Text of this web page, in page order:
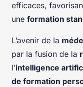
efficaces,
une formation
L’avenir de la
par la fusion de la
l’intelligence
de formation